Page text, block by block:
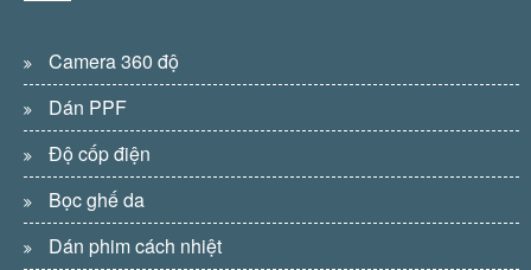
Camera 360 độ
Dán PPF
Độ cốp điện
Bọc ghế da
Dán phim cách nhiệt